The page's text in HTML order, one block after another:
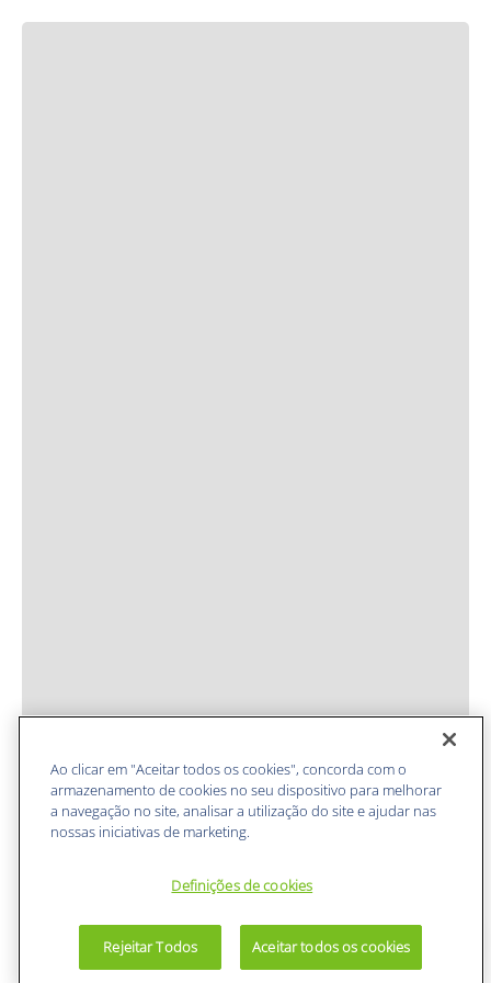
Ao clicar em "Aceitar todos os cookies", concorda com o
armazenamento de cookies no seu dispositivo para melhorar
a navegação no site, analisar a utilização do site e ajudar nas
nossas iniciativas de marketing.
Definições de cookies
Rejeitar Todos Aceitar todos os cookies